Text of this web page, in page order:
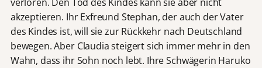
verloren. Den Tod des Kindes kann sie aber nicht
akzeptieren. Ihr Exfreund Stephan, der auch der Vater
des Kindes ist, will sie zur Rückkehr nach Deutschland
bewegen. Aber Claudia steigert sich immer mehr in den
Wahn, dass ihr Sohn noch lebt. Ihre Schwägerin Haruko